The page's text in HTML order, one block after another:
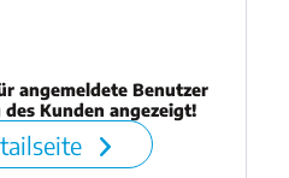
angemeldete Benutzer
Kunden angezeigt!